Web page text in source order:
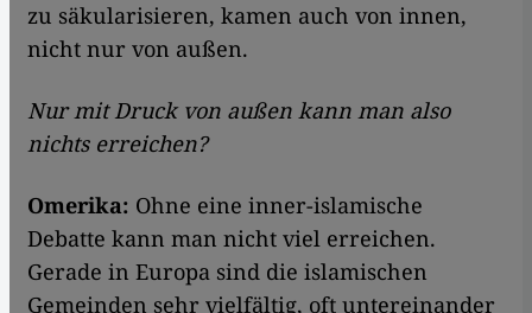
zu säkularisieren, kamen auch von innen,
nicht nur von außen.
Nur mit Druck von außen kann man also
nichts erreichen?
Omerika: Ohne eine inner-islamische
Debatte kann man nicht viel erreichen.
Gerade in Europa sind die islamischen
Gemeinden sehr vielfältig, oft untereinander